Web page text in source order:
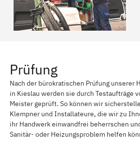
Prüfung
Nach der bürokratischen Prüfung unserer
in Kieslau werden sie durch Testaufträge
Meister geprüft. So können wir
Klempner und Installateure, die wir zu
ihr Handwerk einwandfrei beherrschen
Sanitär- oder Heizungsproblem helfen